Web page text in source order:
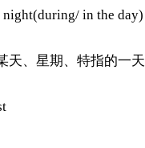
in the day)
、星期、特指的一天